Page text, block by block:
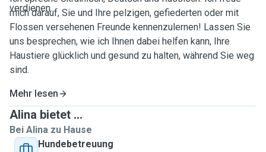
verdienen.
mich darauf, Sie und Ihre pelzigen, gefiederten oder mit
Flossen versehenen Freunde kennenzulernen! Lassen Sie
uns besprechen, wie ich Ihnen dabei helfen kann, Ihre
Haustiere glücklich und gesund zu halten, während Sie weg
sind.
Mehr lesen
Alina bietet ...
Bei Alina zu Hause
Hundebetreuung